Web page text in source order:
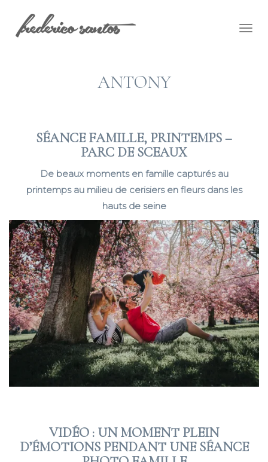
ANTONY
SÉANCE FAMILLE, PRINTEMPS –
PARC DE SCEAUX
De beaux moments en famille capturés au
printemps au milieu de cerisiers en fleurs dans les
hauts de seine
VIDÉO : UN MOMENT PLEIN
D’ÉMOTIONS PENDANT UNE SÉANCE